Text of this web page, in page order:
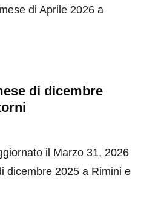
di Aprile 2026 a
di dicembre
il Marzo 31, 2026
dicembre 2025 a Rimini e